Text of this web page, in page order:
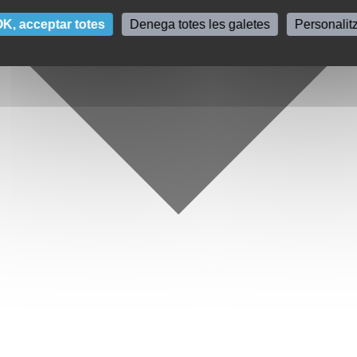
acceptar totes Denega totes les galetes